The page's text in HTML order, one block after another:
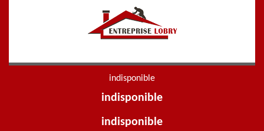
indisponible
indisponible
indisponible